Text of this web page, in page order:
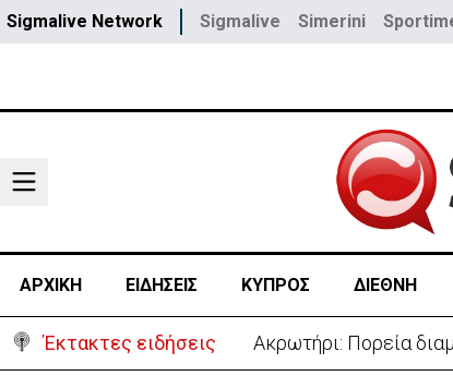
Sigmalive Network Sigmalive Simerini
ΑΡΧΙΚΗ ΕΙΔΗΣΕΙΣ ΚΥΠΡΟΣ ΔΙΕΘΝΗ
Έκτακτες ειδήσεις «Πόλεμος» Σάντσεθ-